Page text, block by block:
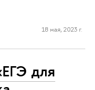
18 мая, 2023 г.
для